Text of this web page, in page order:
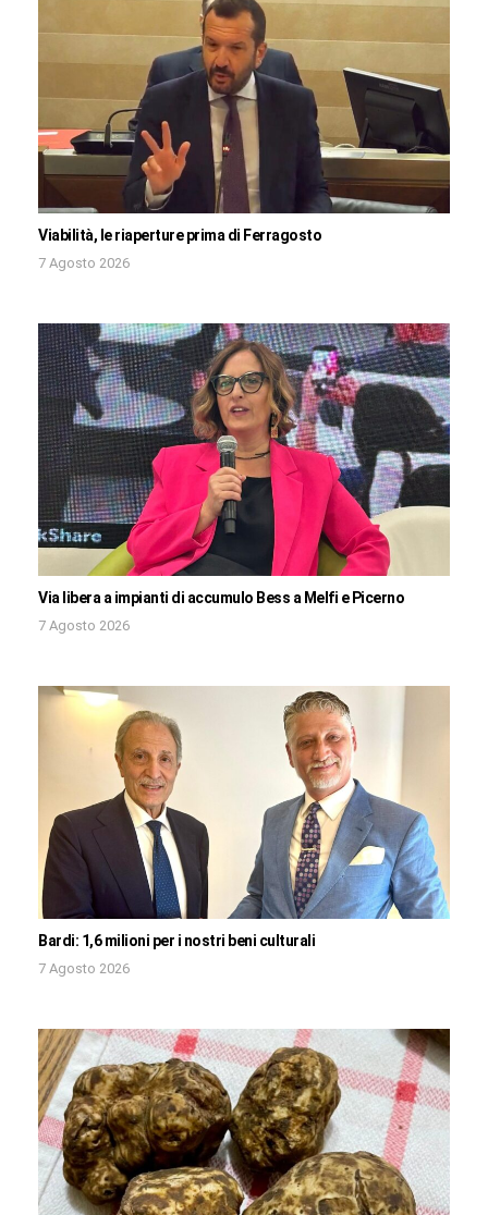
Viabilità, le riaperture prima di Ferragosto
7 Agosto 2026
Via libera a impianti di accumulo Bess a Melfi e Picerno
7 Agosto 2026
Bardi: 1,6 milioni per i nostri beni culturali
7 Agosto 2026